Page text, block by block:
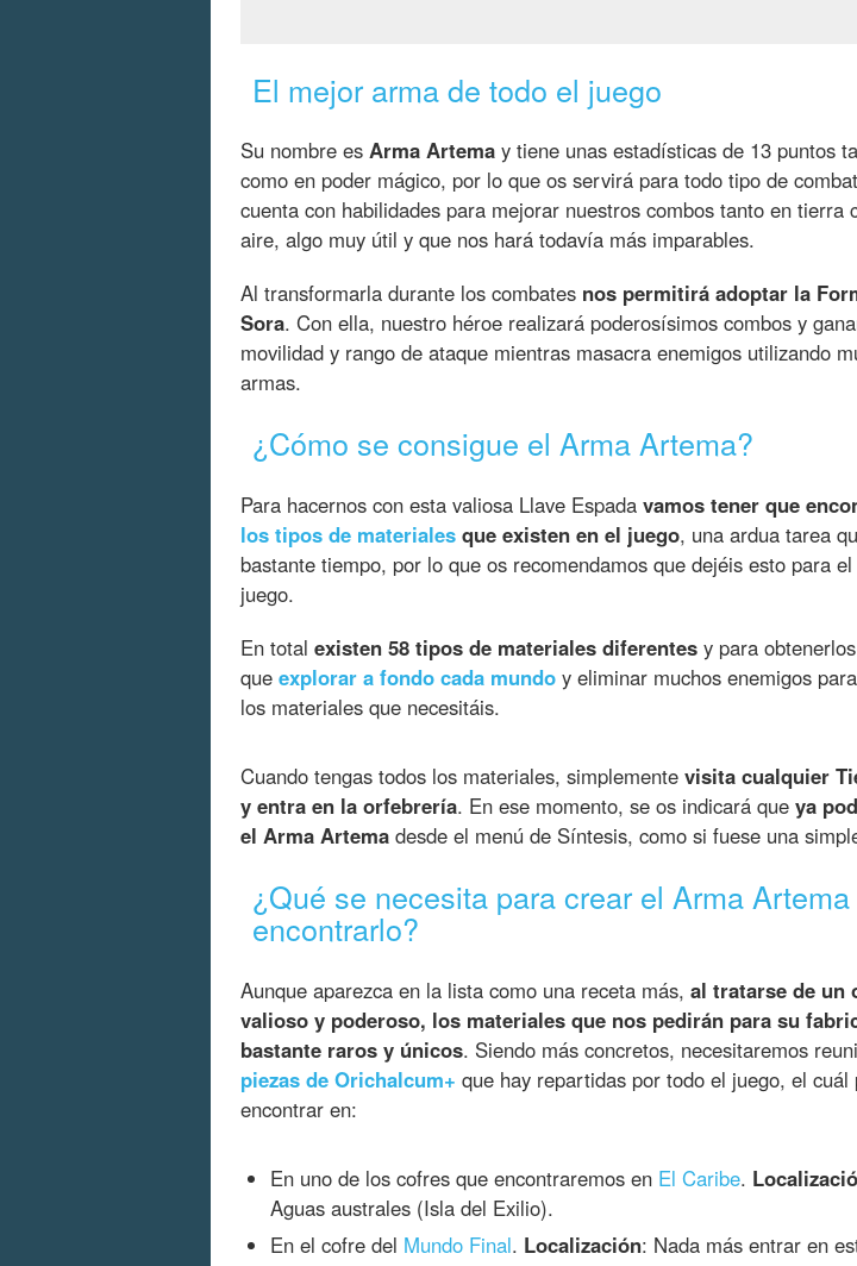
El mejor arma de todo el juego
Su nombre es Arma Artema y tiene unas estadísticas de 13 puntos
como en poder mágico, por lo que os servirá para todo tipo de
cuenta con habilidades para mejorar nuestros combos tanto en tierra
aire, algo muy útil y que nos hará todavía más imparables.
Al transformarla durante los combates nos permitirá adoptar la
Sora. Con ella, nuestro héroe realizará poderosísimos combos y
movilidad y rango de ataque mientras masacra enemigos utilizando
armas.
¿Cómo se consigue el Arma Artema?
Para hacernos con esta valiosa Llave Espada vamos tener que
los tipos de materiales que existen en el juego, una ardua tarea
bastante tiempo, por lo que os recomendamos que dejéis esto para
juego.
En total existen 58 tipos de materiales diferentes y para
que explorar a fondo cada mundo y eliminar muchos enemigos
los materiales que necesitáis.
Cuando tengas todos los materiales, simplemente visita cualquier
y entra en la orfebrería. En ese momento, se os indicará que ya
el Arma Artema desde el menú de Síntesis, como si fuese una
¿Qué se necesita para crear el Arma
encontrarlo?
Aunque aparezca en la lista como una receta más, al tratarse de un
valioso y poderoso, los materiales que nos pedirán para su
bastante raros y únicos. Siendo más concretos, necesitaremos
piezas de Orichalcum+ que hay repartidas por todo el juego, el cuál
encontrar en:
En uno de los cofres que encontraremos en El Caribe.
Aguas australes (Isla del Exilio).
En el cofre del Mundo Final. Localización: Nada más entrar en